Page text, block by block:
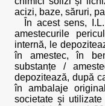
acizi, baze, săruri,
În acest sens,
amestecurile
internă, le
în amestec, în
substanțe /
depozitează, după
în ambalaje
societate și